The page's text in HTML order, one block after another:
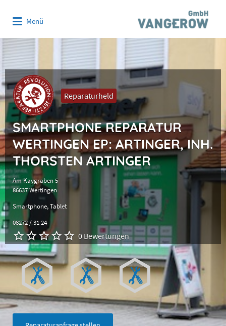
Menü
Reparaturheld
SMARTPHONE REPARATUR
WERTINGEN EP: ARTINGER, INH.
THORSTEN ARTINGER
Am Kaygraben 5
86637 Wertingen
Smartphone Tablet
08272 / 31 24
0 Bewertungen